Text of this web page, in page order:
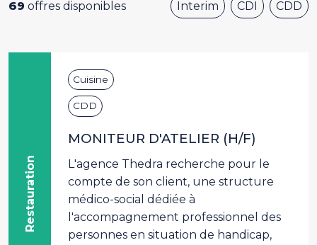
69 offres disponibles Interim CDI CDD
Restauration
Cuisine
CDD
MONITEUR D'ATELIER (H/F)
L'agence Thedra recherche pour le
compte de son client, une structure
médico-social dédiée à
l'accompagnement professionnel des
personnes en situation de handicap,